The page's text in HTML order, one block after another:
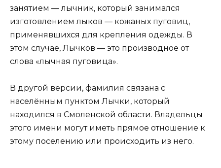
занятием — лычник, который занимался
изготовлением лыков — кожаных пуговиц,
применявшихся для крепления одежды. В
этом случае, Лычков — это производное от
слова «лычная пуговица».
В другой версии, фамилия связана с
населённым пунктом Лычки, который
находился в Смоленской области. Владельцы
этого имени могут иметь прямое отношение к
этому поселению или происходить из него.